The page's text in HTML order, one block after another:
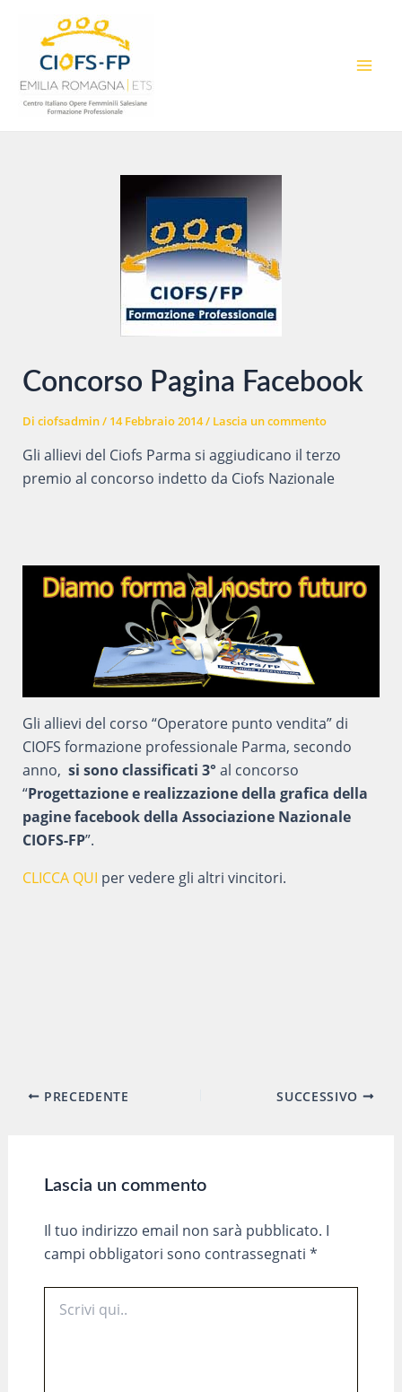
contenuto
Concorso Pagina Facebook
Di ciofsadmin/ 14 Febbraio 2014/ Lascia un commento
Gli allievi del Ciofs Parma si aggiudicano il terzo
premio al concorso indetto da Ciofs Nazionale
Gli allievi del corso “Operatore punto vendita” di
CIOFS formazione professionale Parma, secondo
anno, si sono classificati 3° al concorso
“Progettazione e realizzazione della grafica della
pagine facebook della Associazione Nazionale
CIOFS-FP”.
CLICCA QUI per vedere gli altri vincitori.
Navigazione
PRECEDENTE SUCCESSIVO
Lascia un commento
Il tuo indirizzo email non sarà pubblicato. I
campi obbligatori sono contrassegnati *
qui..